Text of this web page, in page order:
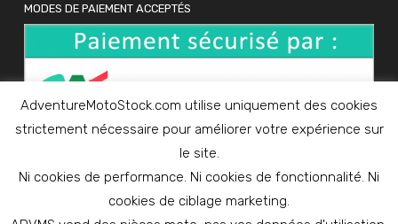
MODES DE PAIEMENT ACCEPTÉS
AdventureMotoStock.com utilise uniquement des cookies
strictement nécessaire pour améliorer votre expérience sur
le site.
Ni cookies de performance. Ni cookies de fonctionnalité. Ni
cookies de ciblage marketing.